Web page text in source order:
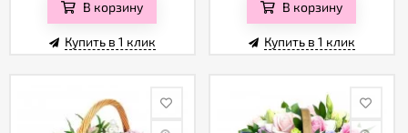
В корзину
Купить в 1 клик
В корзину
Купить в 1 клик